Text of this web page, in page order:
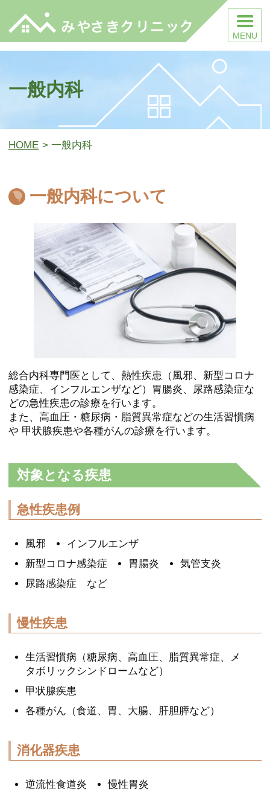
一般内科
HOME 一般内科
一般内科について
総合内科専門医として、熱性疾患（風邪、新型コロナ
感染症、インフルエンザなど）胃腸炎、尿路感染症な
どの急性疾患の診療を行います。
また、高血圧・糖尿病・脂質異常症などの生活習慣病
や 甲状腺疾患や各種がんの診療を行います。
対象となる疾患
急性疾患例
風邪
インフルエンザ
新型コロナ感染症
胃腸炎
気管支炎
尿路感染症 など
慢性疾患
生活習慣病 （糖尿病、高血圧、脂質異常症、メ
タボリックシンドロームなど）
甲状腺疾患
各種がん （食道、胃、大腸、肝胆膵など）
消化器疾患
逆流性食道炎
慢性胃炎